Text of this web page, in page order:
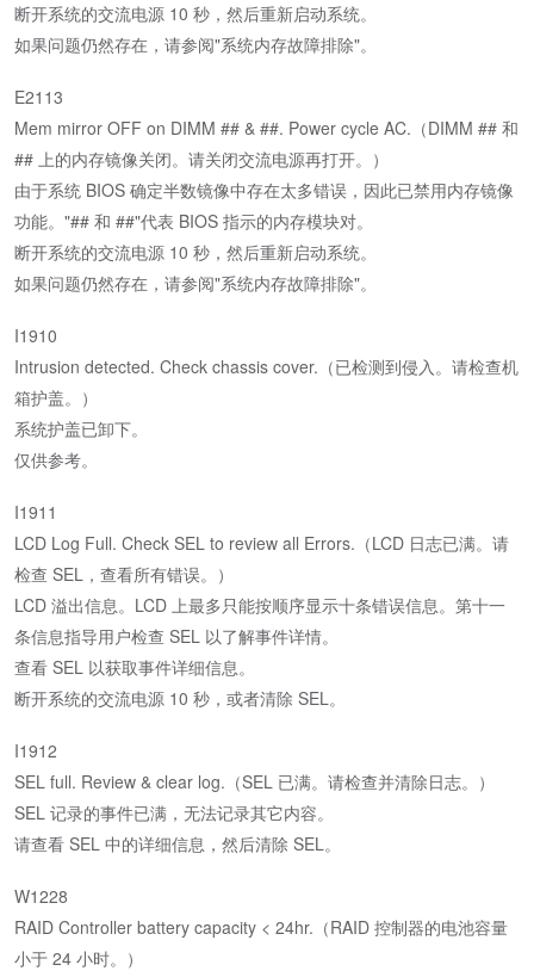
断开系统的交流电源 10 秒，然后重新启动系统。
如果问题仍然存在，请参阅"系统内存故障排除"。
E2113
Mem mirror OFF on DIMM ## & ##. Power cycle AC.（DIMM ## 和
## 上的内存镜像关闭。请关闭交流电源再打开。）
由于系统 BIOS 确定半数镜像中存在太多错误，因此已禁用内存镜像
功能。"## 和 ##"代表 BIOS 指示的内存模块对。
断开系统的交流电源 10 秒，然后重新启动系统。
如果问题仍然存在，请参阅"系统内存故障排除"。
I1910
Intrusion detected. Check chassis cover.（已检测到侵入。请检查机
箱护盖。）
系统护盖已卸下。
仅供参考。
I1911
LCD Log Full. Check SEL to review all Errors.（LCD 日志已满。请
检查 SEL，查看所有错误。）
LCD 溢出信息。LCD 上最多只能按顺序显示十条错误信息。第十一
条信息指导用户检查 SEL 以了解事件详情。
查看 SEL 以获取事件详细信息。
断开系统的交流电源 10 秒，或者清除 SEL。
I1912
SEL full. Review & clear log.（SEL 已满。请检查并清除日志。）
SEL 记录的事件已满，无法记录其它内容。
请查看 SEL 中的详细信息，然后清除 SEL。
W1228
RAID Controller battery capacity < 24hr.（RAID 控制器的电池容量
小于 24 小时。）